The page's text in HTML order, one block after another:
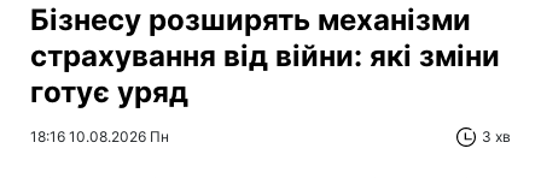
Бізнесу розширять механізми
страхування від війни: які зміни
готує уряд
18:16 10.08.2026 Пн 3 хв